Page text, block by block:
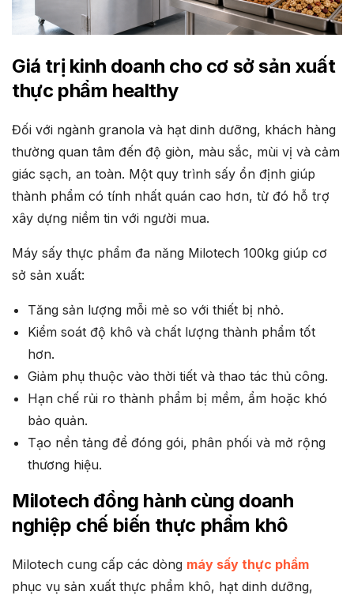
Giá trị kinh doanh cho cơ sở sản xuất
thực phẩm healthy
Đối với ngành granola và hạt dinh dưỡng, khách hàng
thường quan tâm đến độ giòn, màu sắc, mùi vị và cảm
giác sạch, an toàn. Một quy trình sấy ổn định giúp
thành phẩm có tính nhất quán cao hơn, từ đó hỗ trợ
xây dựng niềm tin với người mua.
Máy sấy thực phẩm đa năng Milotech 100kg giúp cơ
sở sản xuất:
Tăng sản lượng mỗi mẻ so với thiết bị nhỏ.
Kiểm soát độ khô và chất lượng thành phẩm tốt
hơn.
Giảm phụ thuộc vào thời tiết và thao tác thủ công.
Hạn chế rủi ro thành phẩm bị mềm, ẩm hoặc khó
bảo quản.
Tạo nền tảng để đóng gói, phân phối và mở rộng
thương hiệu.
Milotech đồng hành cùng doanh
nghiệp chế biến thực phẩm khô
Milotech cung cấp các dòng máy sấy thực phẩm
phục vụ sản xuất thực phẩm khô, hạt dinh dưỡng,